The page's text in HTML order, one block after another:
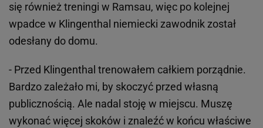
się również treningi w Ramsau, więc po kolejnej
wpadce w Klingenthal niemiecki zawodnik został
odesłany do domu.
- Przed Klingenthal trenowałem całkiem porządnie.
Bardzo zależało mi, by skoczyć przed własną
publicznością. Ale nadal stoję w miejscu. Muszę
wykonać więcej skoków i znaleźć w końcu właściwe